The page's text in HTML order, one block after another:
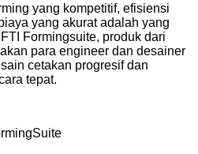
yang kompetitif, efisiensi
yang akurat adalah yang
Formingsuite, produk dari
para engineer dan desainer
cetakan progresif dan
tepat.